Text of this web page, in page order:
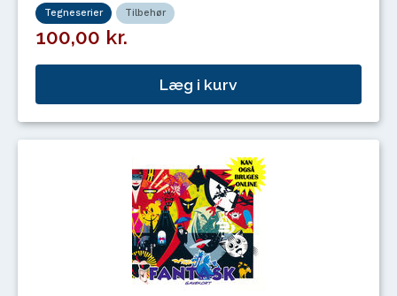
Tegneserier Tilbehør
100,00 kr.
Læg i kurv